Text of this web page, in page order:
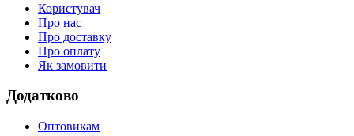
Користувач
Про нас
Про доставку
Про оплату
Як замовити
Додатково
Оптовикам